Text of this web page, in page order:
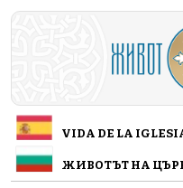
Skip to main content
VIDA DE LA
ЖИВОТЪТ НА